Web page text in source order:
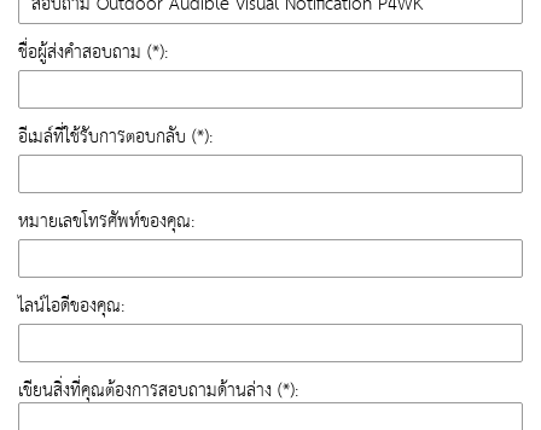
ชื่อผู้ส่งคำสอบถาม (*):
อีเมล์ที่ใช้รับการตอบกลับ (*):
หมายเลขโทรศัพท์ของคุณ:
ไลน์ไอดีของคุณ:
เขียนสิ่งที่คุณต้องการสอบถามด้านล่าง (*):